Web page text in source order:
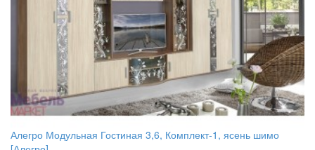
Алегро Модульная Гостиная 3,6, Комплект-1, ясень шимо